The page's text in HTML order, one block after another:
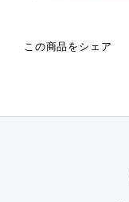
この商品をシェア